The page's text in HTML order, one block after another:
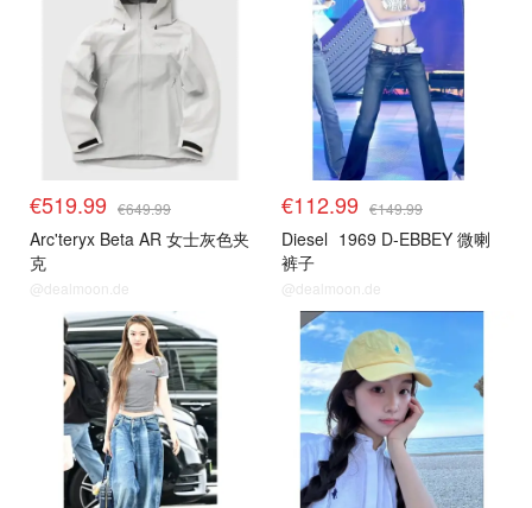
€519.99 €649.99
Arc'teryx Beta AR 女士灰色夹
克
@dealmoon.de
€112.99 €149.99
Diesel 1969 D-EBBEY 微喇
裤子
@dealmoon.de